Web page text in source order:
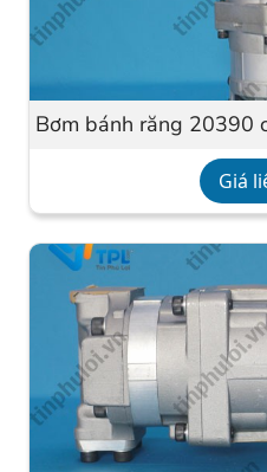
Bơm bánh răng 20390
Giá